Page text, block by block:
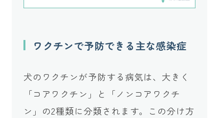
ワクチンで予防できる主な感染症
犬のワクチンが予防する病気は、大きく
「コアワクチン」と「ノンコアワクチ
ン」の2種類に分類されます。この分け方